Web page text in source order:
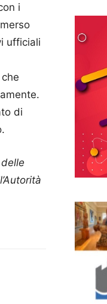
i
ufficiali
di